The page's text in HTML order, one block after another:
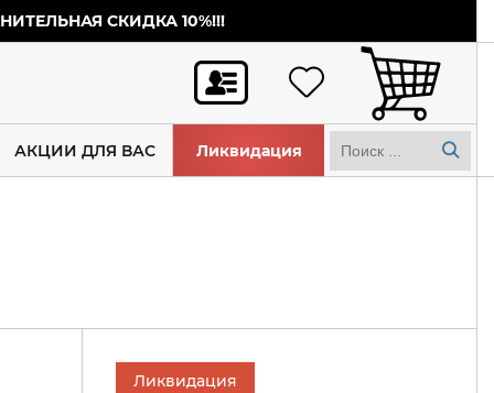
СКИДКА 10%!!!
АКЦИИ ДЛЯ ВАС Ликвидация
Ликвидация